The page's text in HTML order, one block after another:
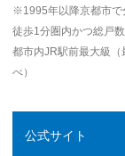
※1995年以降京都市で
徒歩1分圏内かつ総戸
都市内JR駅前最大級
べ）
公式サイト